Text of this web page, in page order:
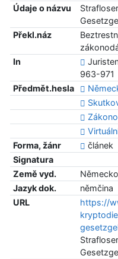
Údaje o názvu
Překl.náz
In
963-971
Předmět.hesla
Forma, žánr
článek
Signatura
Země vyd.
Německo
Jazyk dok.
němčina
URL
https://